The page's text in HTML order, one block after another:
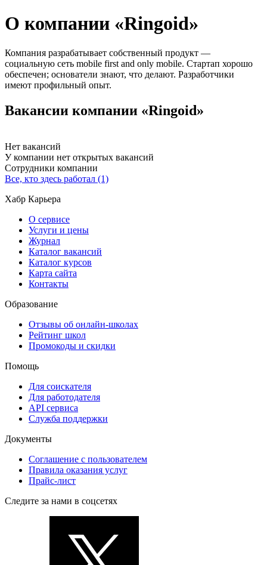
О компании «Ringoid»
Компания разрабатывает собственный продукт —
социальную сеть mobile first and only mobile. Стартап хорошо
обеспечен; основатели знают, что делают. Разработчики
имеют профильный опыт.
Вакансии компании «Ringoid»
Нет вакансий
У компании нет открытых вакансий
Сотрудники компании
Все, кто здесь работал (1)
Хабр Карьера
О сервисе
Услуги и цены
Журнал
Каталог вакансий
Каталог курсов
Карта сайта
Контакты
Образование
Отзывы об онлайн-школах
Рейтинг школ
Промокоды и скидки
Помощь
Для соискателя
Для работодателя
API сервиса
Служба поддержки
Документы
Соглашение с пользователем
Правила оказания услуг
Прайс-лист
Следите за нами в соцсетях